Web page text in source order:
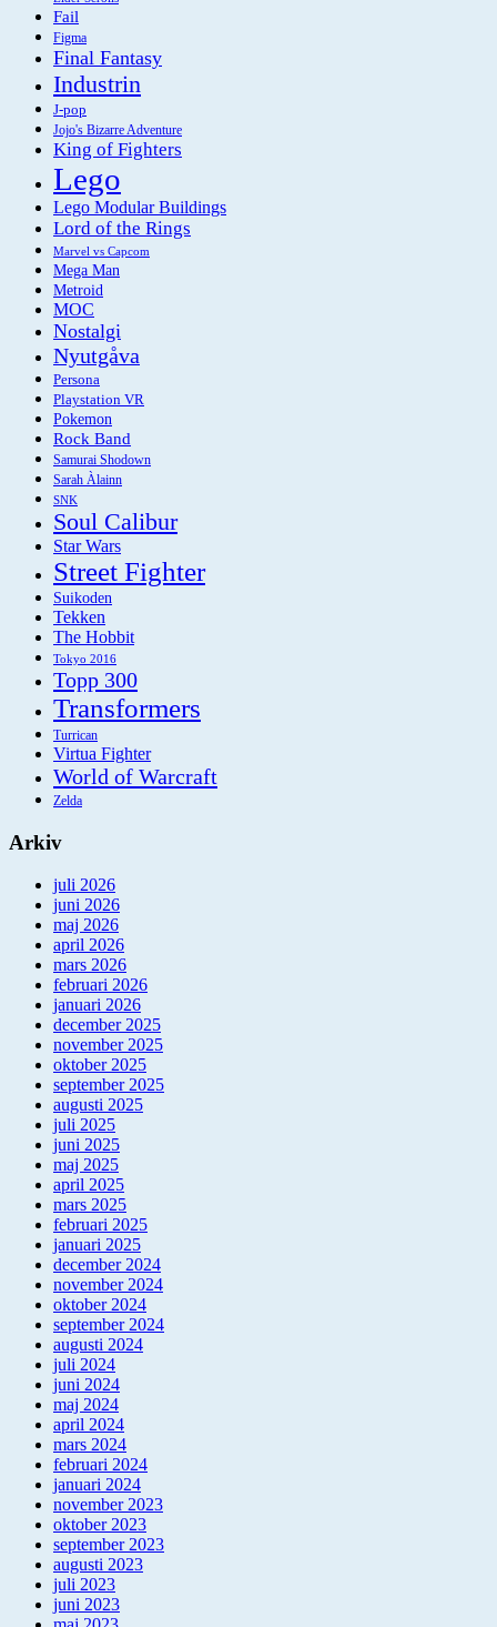
Fail
Figma
Final Fantasy
Industrin
J-pop
Jojo's Bizarre Adventure
King of Fighters
Lego
Lego Modular Buildings
Lord of the Rings
Marvel vs Capcom
Mega Man
Metroid
MOC
Nostalgi
Nyutgåva
Persona
Playstation VR
Pokemon
Rock Band
Samurai Shodown
Sarah Àlainn
SNK
Soul Calibur
Star Wars
Street Fighter
Suikoden
Tekken
The Hobbit
Tokyo 2016
Topp 300
Transformers
Turrican
Virtua Fighter
World of Warcraft
Zelda
Arkiv
juli 2026
juni 2026
maj 2026
april 2026
mars 2026
februari 2026
januari 2026
december 2025
november 2025
oktober 2025
september 2025
augusti 2025
juli 2025
juni 2025
maj 2025
april 2025
mars 2025
februari 2025
januari 2025
december 2024
november 2024
oktober 2024
september 2024
augusti 2024
juli 2024
juni 2024
maj 2024
april 2024
mars 2024
februari 2024
januari 2024
november 2023
oktober 2023
september 2023
augusti 2023
juli 2023
juni 2023